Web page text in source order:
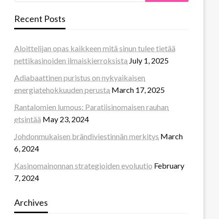
Recent Posts
Aloittelijan opas kaikkeen mitä sinun tulee tietää
nettikasinoiden ilmaiskierroksista July 1, 2025
Adiabaattinen puristus on nykyaikaisen
energiatehokkuuden perusta March 17, 2025
Rantalomien lumous: Paratiisinomaisen rauhan
etsintää May 23, 2024
Johdonmukaisen brändiviestinnän merkitys March
6, 2024
Kasinomainonnan strategioiden evoluutio February
7, 2024
Archives